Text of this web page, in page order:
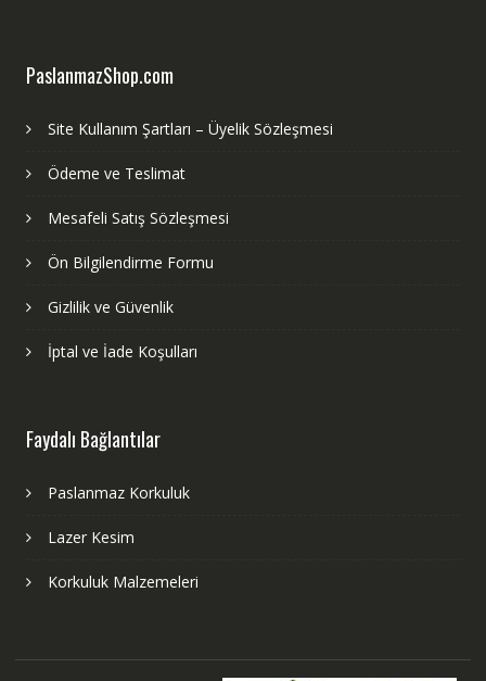
PaslanmazShop.com
Site Kullanım Şartları – Üyelik Sözleşmesi
Ödeme ve Teslimat
Mesafeli Satış Sözleşmesi
Ön Bilgilendirme Formu
Gizlilik ve Güvenlik
İptal ve İade Koşulları
Faydalı Bağlantılar
Paslanmaz Korkuluk
Lazer Kesim
Korkuluk Malzemeleri